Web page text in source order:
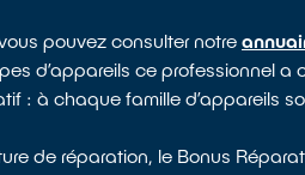
pouvez consulter notre
d’appareils ce professionnel
: à chaque famille d’appareils
de réparation, le Bonus